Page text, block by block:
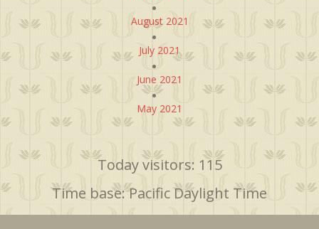
August 2021
July 2021
June 2021
May 2021
Today visitors: 115
Time base: Pacific Daylight Time